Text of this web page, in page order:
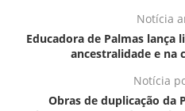
Notícia
Educadora de Palmas
ancestralidade e na
Notícia
Obras de duplicação da